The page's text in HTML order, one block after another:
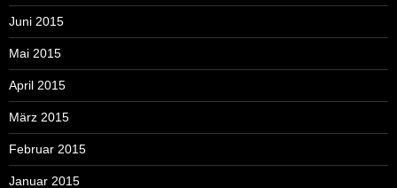
Juni 2015
Mai 2015
April 2015
März 2015
Februar 2015
Januar 2015